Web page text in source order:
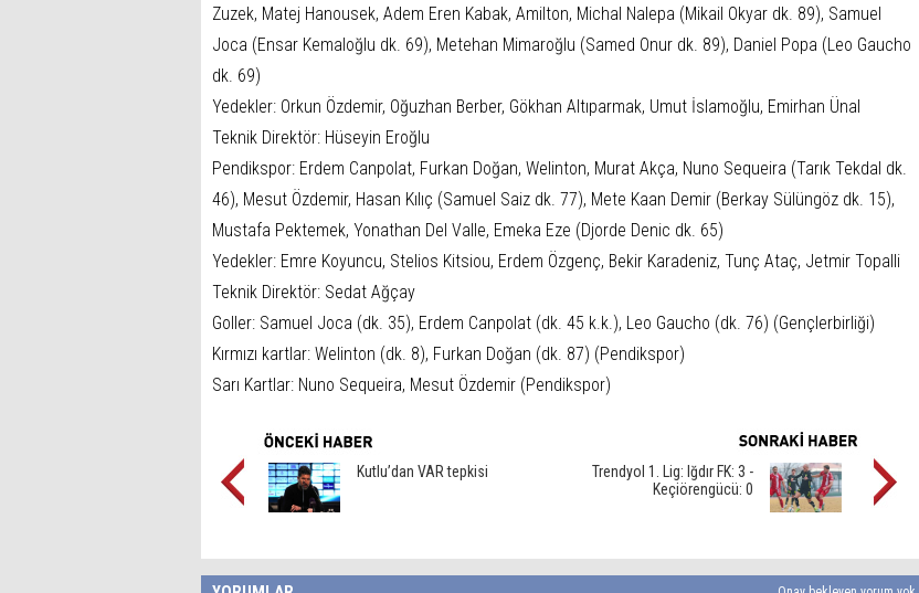
Zuzek, Matej Hanousek, Adem Eren Kabak, Amilton, Michal Nalepa (Mikail Okyar dk. 89), Samuel
Joca (Ensar Kemaloğlu dk. 69), Metehan Mimaroğlu (Samed Onur dk. 89), Daniel Popa (Leo Gaucho
dk. 69)
Yedekler: Orkun Özdemir, Oğuzhan Berber, Gökhan Altıparmak, Umut İslamoğlu, Emirhan Ünal
Teknik Direktör: Hüseyin Eroğlu
Pendikspor: Erdem Canpolat, Furkan Doğan, Welinton, Murat Akça, Nuno Sequeira (Tarık Tekdal dk.
46), Mesut Özdemir, Hasan Kılıç (Samuel Saiz dk. 77), Mete Kaan Demir (Berkay Sülüngöz dk. 15),
Mustafa Pektemek, Yonathan Del Valle, Emeka Eze (Djorde Denic dk. 65)
Yedekler: Emre Koyuncu, Stelios Kitsiou, Erdem Özgenç, Bekir Karadeniz, Tunç Ataç, Jetmir Topalli
Teknik Direktör: Sedat Ağçay
Goller: Samuel Joca (dk. 35), Erdem Canpolat (dk. 45 k.k.), Leo Gaucho (dk. 76) (Gençlerbirliği)
Kırmızı kartlar: Welinton (dk. 8), Furkan Doğan (dk. 87) (Pendikspor)
Sarı Kartlar: Nuno Sequeira, Mesut Özdemir (Pendikspor)
Kutlu’dan VAR tepkisi
Trendyol 1. Lig: Iğdır FK: 3 -
Keçiörengücü: 0